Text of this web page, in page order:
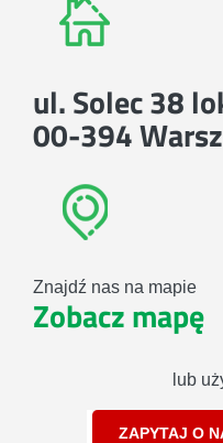
ul. Solec 38
00-394
Znajdź nas na mapie
Zobacz mapę
lub
ZAPYTAJ O